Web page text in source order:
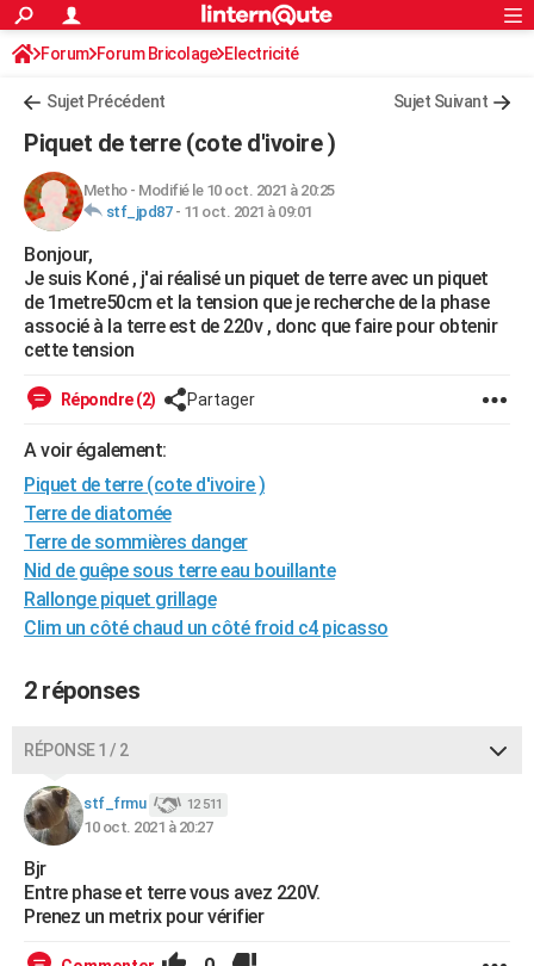
ACTUALITÉS
Politique
Société
Faits Divers
Education
Monde
Villes
+
FINANCE
Retraite
Impôts
Epargne
Immobilier
Risques naturels par ville
Banque
Assurance
Crédit
AUTO
Essais
Réserver un essai
Citadines
Berlines
SUV
Forum auto
+HIGH-TECH
Mobiles
Meilleur smartphone
Internet
Ordinateurs
Jeux vidéo
Guide high-tech
+BRICOLAGE
Forum
Aménagement intérieur
Extérieur
Cuisine
Salle de bains
Jardinage
Rangement
Guides de France
Escapades
Patrimoine
Expositions
Musées
Week-end nature
Art de vivre
Bien-être
Loisirs
Mode
Modes de vie
Alimentation
Guide de la santé
Maladies
Médicaments
Sommeil
VOYAGE
PHOTO
GUIDES D'ACHAT
CARTE DE VOEUX
Carte de Noël
Carte Bonne année
Carte Saint-Valentin
Carte Pâques
Carte d'anniversaire
DICTIONNAIRE
Dictionnaire
Biographies
Citations
Expressions
Proverbes
PROGRAMME TV
S'inscrire
Se connecter
Lycées
Collèges
Primaires
Universités
Entreprises
Service militaire
Avis de recherche
AVIS DE DÉCÈS
FORUM
S'inscrire
Connexion
Forum Forum Bricolage Electricité
Sujet Précédent Sujet Suivant
Piquet de terre (cote d'ivoire )
Metho- Modifié le 10 oct. 2021 à 20:25
stf_jpd87- 11 oct. 2021 à 09:01
Bonjour,
Je suis Koné , j'ai réalisé un piquet de terre avec un piquet
de 1metre50cm et la tension que je recherche de la phase
associé à la terre est de 220v , donc que faire pour obtenir
cette tension
Répondre (2) Partager
A voir également:
Piquet de terre (cote d'ivoire )
Terre de diatomée
Terre de sommières danger
Nid de guêpe sous terre eau bouillante
Rallonge piquet grillage
Clim un côté chaud un côté froid c4 picasso
2 réponses
RÉPONSE 1 / 2
stf_frmu 12 511
10 oct. 2021 à 20:27
Bjr
Entre phase et terre vous avez 220V.
Prenez un metrix pour vérifier